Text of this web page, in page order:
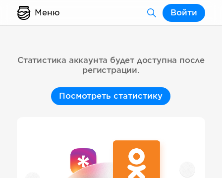
Меню Войти
Статистика аккаунта будет доступна после
регистрации.
Посмотреть статистику